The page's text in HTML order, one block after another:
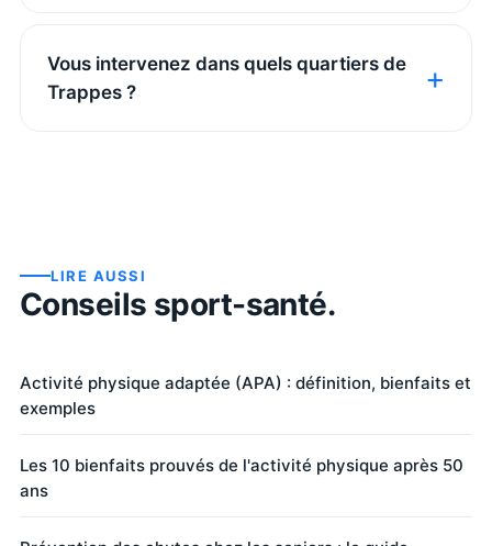
Vous intervenez dans quels quartiers de
Trappes ?
LIRE AUSSI
Conseils sport-santé.
Activité physique adaptée (APA) : définition, bienfaits et
exemples
Les 10 bienfaits prouvés de l'activité physique après 50
ans